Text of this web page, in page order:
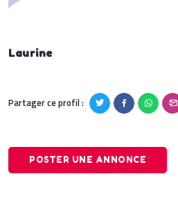
Laurine
Partager ce profil :
POSTER UNE ANNONCE